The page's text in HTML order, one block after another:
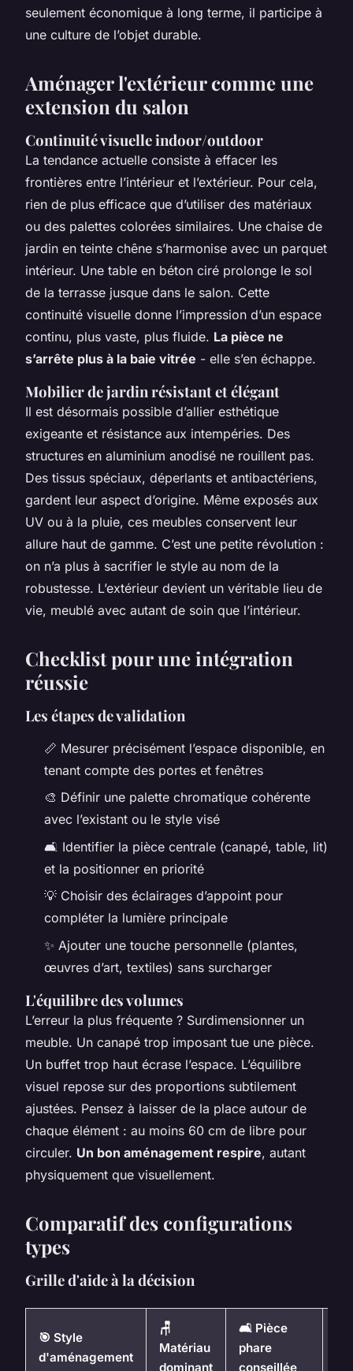
seulement économique à long terme, il participe à
une culture de l’objet durable.
Aménager l'extérieur comme une
extension du salon
Continuité visuelle indoor/outdoor
La tendance actuelle consiste à effacer les
frontières entre l’intérieur et l’extérieur. Pour cela,
rien de plus efficace que d’utiliser des matériaux
ou des palettes colorées similaires. Une chaise de
jardin en teinte chêne s’harmonise avec un parquet
intérieur. Une table en béton ciré prolonge le sol
de la terrasse jusque dans le salon. Cette
continuité visuelle donne l’impression d’un espace
continu, plus vaste, plus fluide. La pièce ne
s’arrête plus à la baie vitrée - elle s’en échappe.
Mobilier de jardin résistant et élégant
Il est désormais possible d’allier esthétique
exigeante et résistance aux intempéries. Des
structures en aluminium anodisé ne rouillent pas.
Des tissus spéciaux, déperlants et antibactériens,
gardent leur aspect d’origine. Même exposés aux
UV ou à la pluie, ces meubles conservent leur
allure haut de gamme. C’est une petite révolution :
on n’a plus à sacrifier le style au nom de la
robustesse. L’extérieur devient un véritable lieu de
vie, meublé avec autant de soin que l’intérieur.
Checklist pour une intégration
réussie
Les étapes de validation
📏 Mesurer précisément l’espace disponible, en
tenant compte des portes et fenêtres
🎨 Définir une palette chromatique cohérente
avec l’existant ou le style visé
🛋️ Identifier la pièce centrale (canapé, table, lit)
et la positionner en priorité
💡 Choisir des éclairages d’appoint pour
compléter la lumière principale
✨ Ajouter une touche personnelle (plantes,
œuvres d’art, textiles) sans surcharger
L'équilibre des volumes
L’erreur la plus fréquente ? Surdimensionner un
meuble. Un canapé trop imposant tue une pièce.
Un buffet trop haut écrase l’espace. L’équilibre
visuel repose sur des proportions subtilement
ajustées. Pensez à laisser de la place autour de
chaque élément : au moins 60 cm de libre pour
circuler. Un bon aménagement respire, autant
physiquement que visuellement.
Comparatif des configurations
types
Grille d'aide à la décision
🎯 Style
d'aménagement
🪑
Matériau
dominant
🛋️ Pièce
phare
conseillée